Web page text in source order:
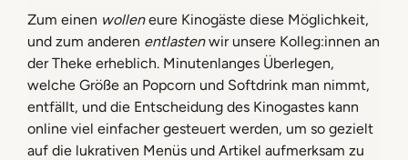
Zum einen wolleneure Kinogäste diese Möglichkeit,
und zum anderen entlastenwir unsere Kolleg:innen an
der Theke erheblich. Minutenlanges Überlegen,
welche Größe an Popcorn und Softdrink man nimmt,
entfällt, und die Entscheidung des Kinogastes kann
online viel einfacher gesteuert werden, um so gezielt
auf die lukrativen Menüs und Artikel aufmerksam zu